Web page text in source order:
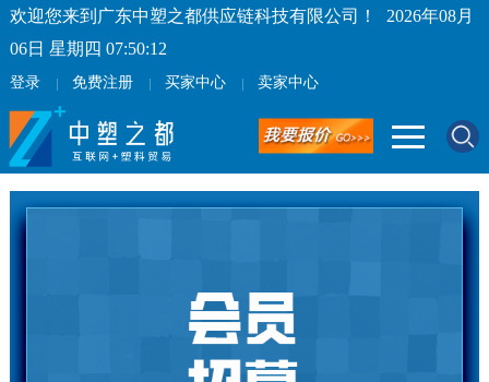
欢迎您来到广东中塑之都供应链科技有限公司！
2026年08月
06日 星期四 07:50:12
登录 免费注册 买家中心 卖家中心